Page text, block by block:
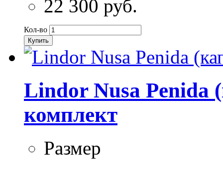
22 300 руб.
Кол-во
Купить
Lindor Nusa Penida
комплект
Размер